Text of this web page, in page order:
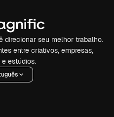
direcionar seu melhor trabalho.
entre criativos, empresas,
estúdios.